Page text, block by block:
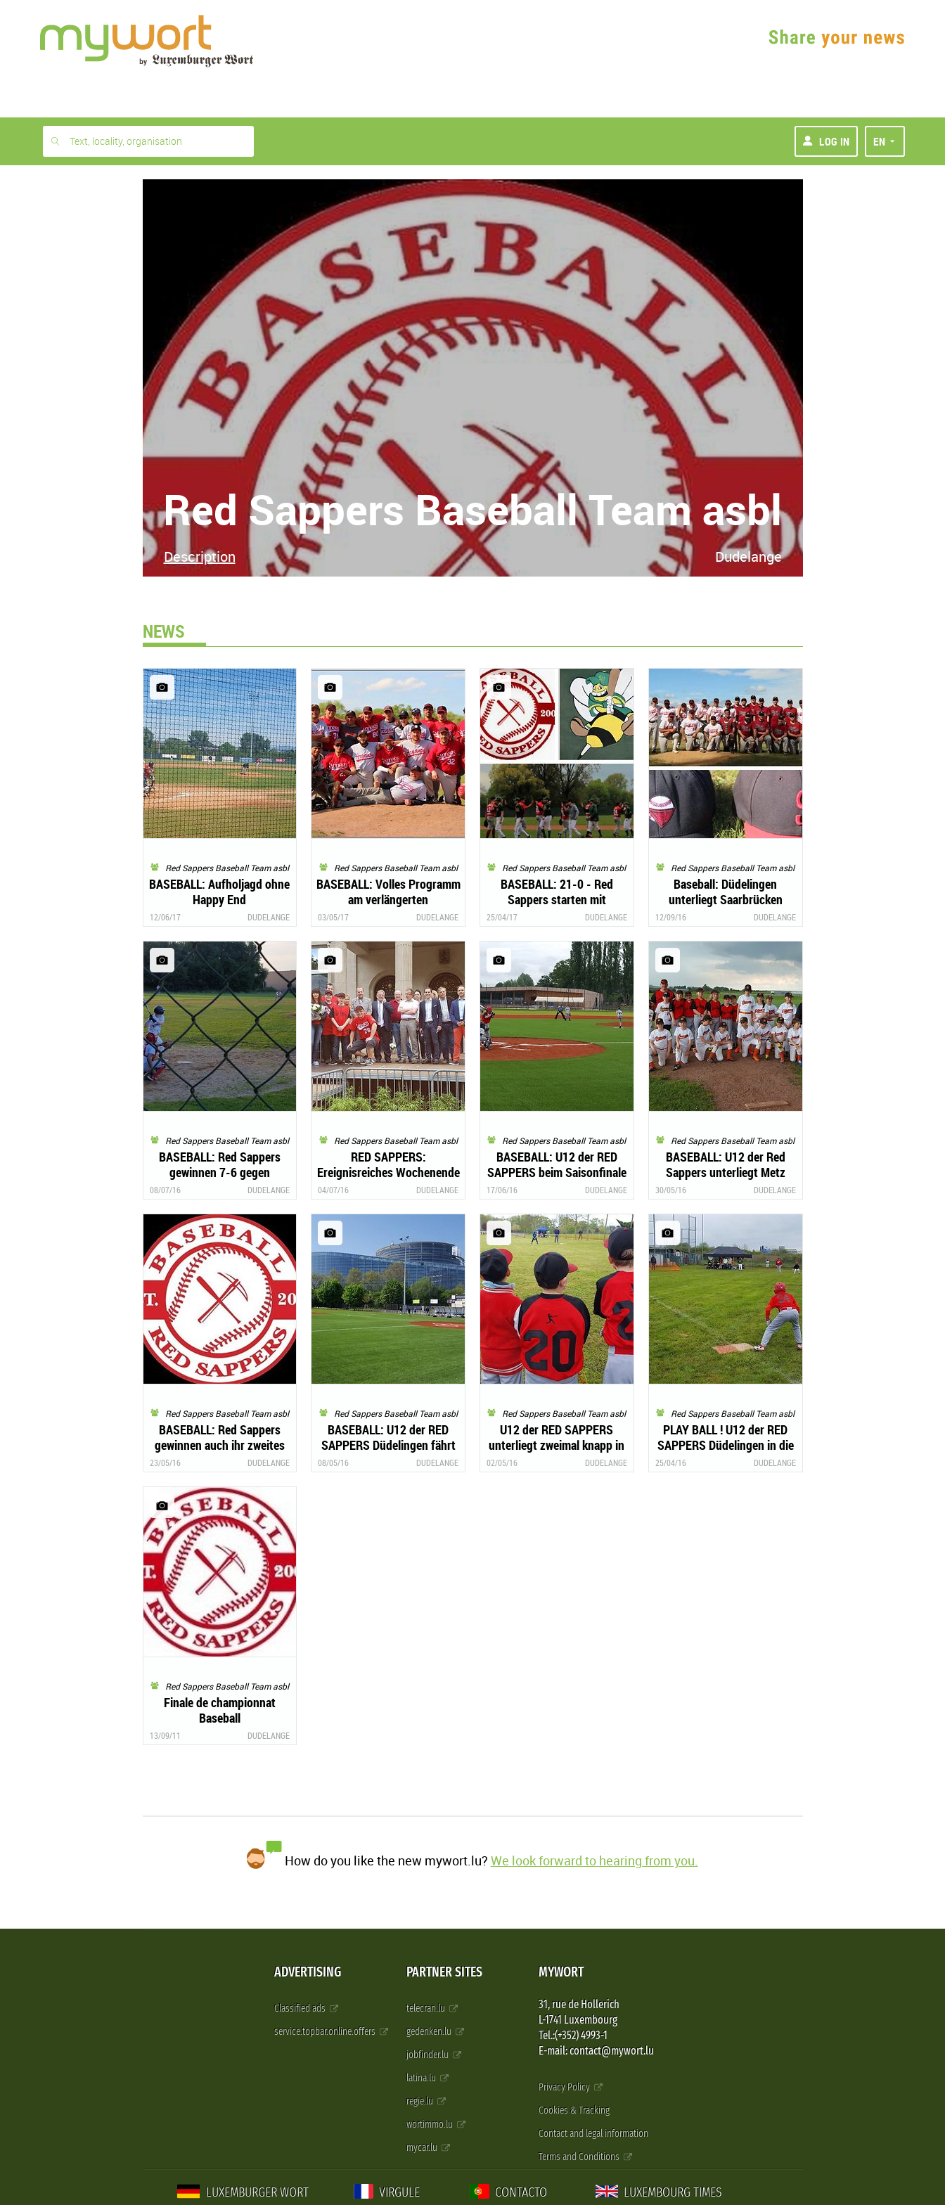
month
free
Text, locality, organisation LOG IN EN
Red Sappers Baseball Team asbl
Dudelange
Description
NEWS
Red Sappers Baseball Team asbl
BASEBALL: Aufholjagd ohne
Happy End
12/06/17 DUDELANGE
Red Sappers Baseball Team asbl
BASEBALL: Volles Programm
am verlängerten
Wochenende
03/05/17 DUDELANGE
Red Sappers Baseball Team asbl
BASEBALL: 21-0 - Red
Sappers starten mit
Kantersieg in die Saison
25/04/17 DUDELANGE
Red Sappers Baseball Team asbl
Baseball: Düdelingen
unterliegt Saarbrücken
knapp mit 10:11
12/09/16 DUDELANGE
Red Sappers Baseball Team asbl
BASEBALL: Red Sappers
gewinnen 7-6 gegen
08/07/16 DUDELANGE
Red Sappers Baseball Team asbl
RED SAPPERS:
Ereignisreiches Wochenende
im sozialen und lokalen
Engagement
04/07/16 DUDELANGE
Red Sappers Baseball Team asbl
BASEBALL: U12 der RED
SAPPERS beim Saisonfinale
in Strasbourg
17/06/16 DUDELANGE
Red Sappers Baseball Team asbl
BASEBALL: U12 der Red
Sappers unterliegt Metz
30/05/16 DUDELANGE
Red Sappers Baseball Team asbl
BASEBALL: Red Sappers
gewinnen auch ihr zweites
Spiel in der Landesliga
23/05/16 DUDELANGE
Red Sappers Baseball Team asbl
BASEBALL: U12 der RED
SAPPERS Düdelingen fährt
ersten Sieg ein
08/05/16 DUDELANGE
Red Sappers Baseball Team asbl
U12 der RED SAPPERS
unterliegt zweimal knapp in
02/05/16 DUDELANGE
Red Sappers Baseball Team asbl
PLAY BALL ! U12 der RED
SAPPERS Düdelingen in die
Baseball-Meisterschaft
gestartet
25/04/16 DUDELANGE
Red Sappers Baseball Team asbl
Finale de championnat
Baseball
13/09/11 DUDELANGE
How do you like the new mywort.lu? We look forward to hearing from you.
ADVERTISING
Classified ads
service.topbar.online.offers
PARTNER SITES
telecran.lu
gedenken.lu
jobfinder.lu
latina.lu
regie.lu
wortimmo.lu
mycar.lu
MYWORT
31, rue de Hollerich
L-1741 Luxembourg
Tel.:(+352) 4993-1
E-mail: contact@mywort.lu
Privacy Policy
Cookies & Tracking
Contact and legal information
Terms and Conditions
LUXEMBURGER WORT VIRGULE CONTACTO LUXEMBOURG TIMES